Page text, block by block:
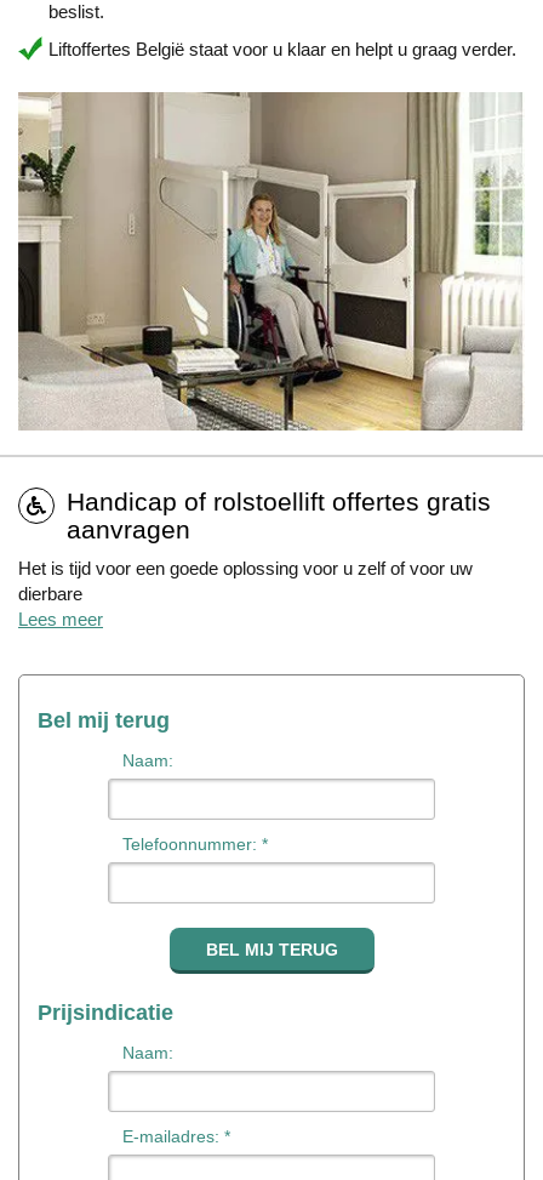
beslist.
Liftoffertes België staat voor u klaar en helpt u graag verder.
Handicap of rolstoellift offertes gratis
aanvragen
Het is tijd voor een goede oplossing voor u zelf of voor uw
dierbare
Lees meer
Bel mij terug
Naam:
Telefoonnummer: *
Prijsindicatie
Naam:
E-mailadres: *